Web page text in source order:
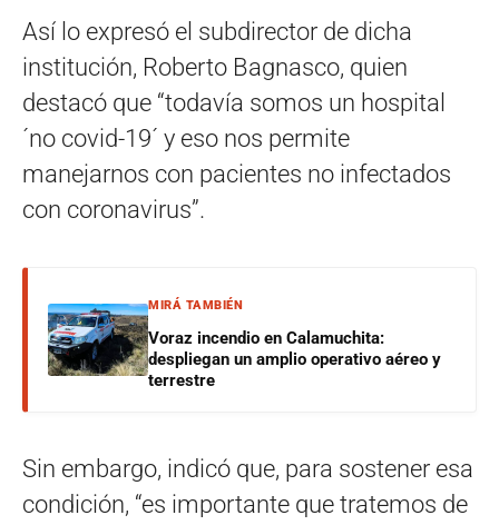
Así lo expresó el subdirector de dicha
institución, Roberto Bagnasco, quien
destacó que “todavía somos un hospital
´no covid-19´ y eso nos permite
manejarnos con pacientes no infectados
con coronavirus”.
MIRÁ TAMBIÉN
Voraz incendio en Calamuchita:
despliegan un amplio operativo aéreo y
terrestre
Sin embargo, indicó que, para sostener esa
condición, “es importante que tratemos de